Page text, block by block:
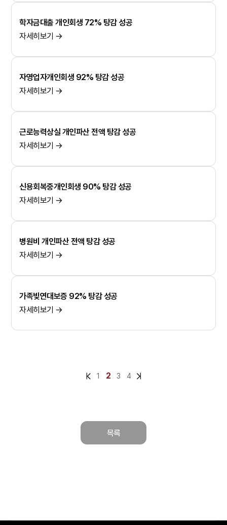
학자금대출 개인회생 72% 탕감 성공
자세히보기 →
자영업자개인회생 92% 탕감 성공
자세히보기 →
근로능력상실 개인파산 전액 탕감 성공
자세히보기 →
신용회복중개인회생 90% 탕감 성공
자세히보기 →
병원비 개인파산 전액 탕감 성공
자세히보기 →
가족빚연대보증 92% 탕감 성공
자세히보기 →
1 2 3 4
목록